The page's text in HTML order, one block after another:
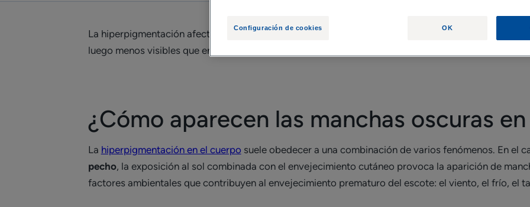
La hiperpigmentación afecta a muchas personas en distintas zonas de la cara y el cuerpo. Las
luego menos visibles que en la cara, pero pueden ser un motivo de vergüenza o incluso de
¿Cómo aparecen las manchas oscuras
La hiperpigmentación en el cuerpo suele obedecer a una combinación de varios fenómenos. En el
pecho, la exposición al sol combinada con el envejecimiento cutáneo provoca la aparición de
factores ambientales que contribuyen al envejecimiento prematuro del escote: el viento, el frío, el
Configuración de cookies OK